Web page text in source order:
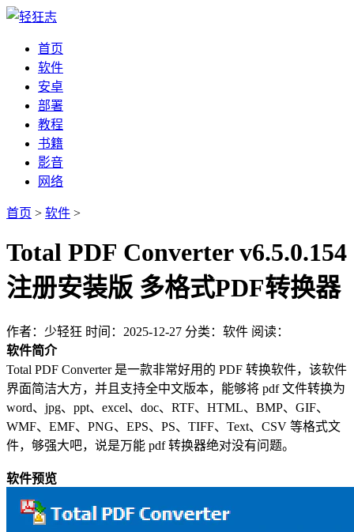
首页
软件
安卓
部署
教程
书籍
影音
网络
首页 > 软件 >
Total PDF Converter v6.5.0.154
注册安装版 多格式PDF转换器
作者：少轻狂 时间：2025-12-27 分类：软件 阅读：
软件简介
Total PDF Converter 是一款非常好用的 PDF 转换软件，该软件
界面简洁大方，并且支持全中文版本，能够将 pdf 文件转换为
word、jpg、ppt、excel、doc、RTF、HTML、BMP、GIF、
WMF、EMF、PNG、EPS、PS、TIFF、Text、CSV 等格式文
件，够强大吧，说是万能 pdf 转换器绝对没有问题。
软件预览